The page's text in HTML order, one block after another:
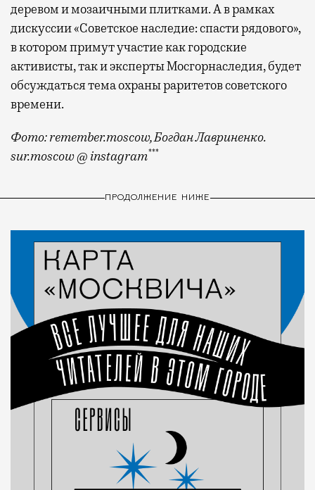
деревом и мозаичными плитками. А в рамках
дискуссии «Советское наследие: спасти рядового»,
в котором примут участие как городские
активисты, так и эксперты Мосгорнаследия, будет
обсуждаться тема охраны раритетов советского
времени.
Фото: remember.moscow, Богдан Лавриненко.
sur.moscow @ instagram***
ПРОДОЛЖЕНИЕ НИЖЕ